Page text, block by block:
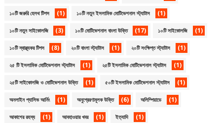
১০টি জরুরি হেলথ টিপস (1) ১০টি নতুন ইসলামিক মোটিভেশনাল স্ট্যাটাস (1)
১০টি নতুন সাইকোলজি (3) ১০টি মোটিভেশনাল বাংলা উক্তি (17) ১০টি সাইকোলজি (1)
১০টি স্বাস্থ্যকর টিপস (8) ২০টি বাংলা স্ট্যাটাস (1) ২০টি সংক্ষিপ্ত স্ট্যাটাস (1)
২৫ টি ইসলামিক মোটিভেশনাল স্ট্যাটাস (1) ২৫টি ইসলামিক মোটিভেশনাল স্ট্যাটাস (1)
২৫টি সাইকোলজি ও মোটিভেশনাল উক্তি (1) ৫০টি ইসলামিক মোটিভেশনাল স্ট্যাটাস (1)
অনলাইন প্যাসিভ আর্নিং (1) অনুপ্রেরণামূলক উক্তি (6) অলিম্পিয়াডে (1)
আকাশের রহস্য (1) আবহাওয়ার খবর (1) ইত্যাদি (1)